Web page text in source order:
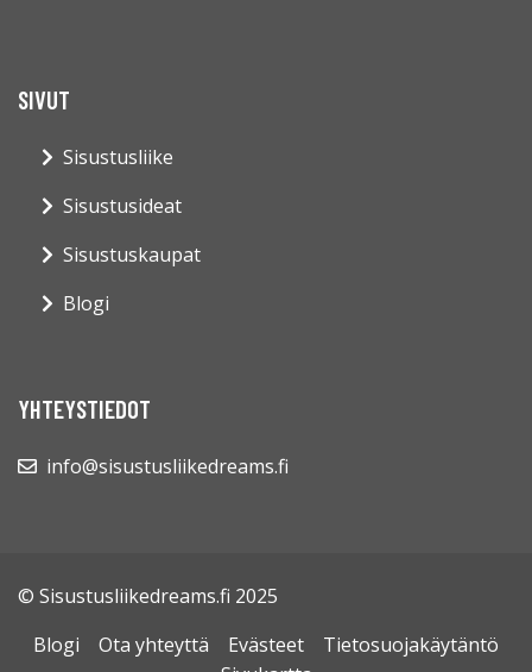
SIVUT
Sisustusliike
Sisustusideat
Sisustuskaupat
Blogi
YHTEYSTIEDOT
info@sisustusliikedreams.fi
© Sisustusliikedreams.fi 2025
Blogi
Ota yhteyttä Evästeet
Tietosuojakäytäntö